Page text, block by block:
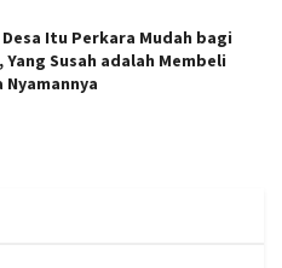
Desa Itu Perkara Mudah bagi
Yang Susah adalah Membeli
Nyamannya